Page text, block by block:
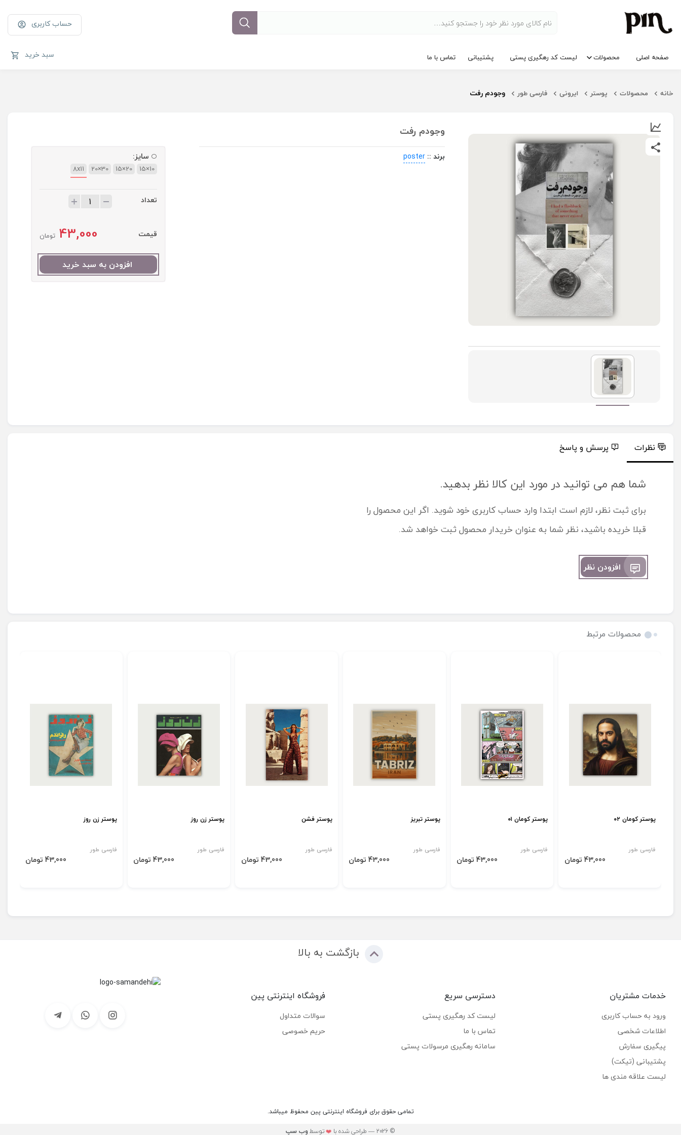
حساب کاربری
صفحه اصلی محصولات لیست کد رهگیری پستی پشتیبانی تماس با ما سبد خرید
خانه محصولات پوستر ایرونی فارسی طور وجودم رفت
وجودم رفت
برند :: poster سایز:
10×15
20×15
30×20
8x11
تعداد
قیمت 43,000 تومان
افزودن به سبد خرید
نظرات پرسش و پاسخ
شما هم می توانید در مورد این کالا نظر بدهید.
برای ثبت نظر، لازم است ابتدا وارد حساب کاربری خود شوید. اگر این محصول را
قبلا خریده باشید، نظر شما به عنوان خریدار محصول ثبت خواهد شد.
افزودن نظر
محصولات مرتبط
پوستر کومان ۰۲
فارسی طور
43,000 تومان
پوستر‌ کومان ۰۱
فارسی طور
43,000 تومان
پوستر تبریز
فارسی طور
43,000 تومان
پوستر فشن
فارسی طور
43,000 تومان
پوستر زن روز
فارسی طور
43,000 تومان
پوستر زن روز
فارسی طور
43,000 تومان
بازگشت به بالا
خدمات مشتریان
ورود به حساب کاربری
اطلاعات شخصی
پیگیری سفارش
پشتیبانی (تیکت)
لیست علاقه مندی ها
دسترسی سریع
لیست کد رهگیری پستی
تماس با ما
سامانه رهگیری مرسولات پستی
فروشگاه اینترنتی پین
سوالات متداول
حریم خصوصی
تمامی حقوق برای فروشگاه اینترنتی پین محفوظ میباشد.
© 2026 — طراحی شده با
❤️توسطوب ‌سپ